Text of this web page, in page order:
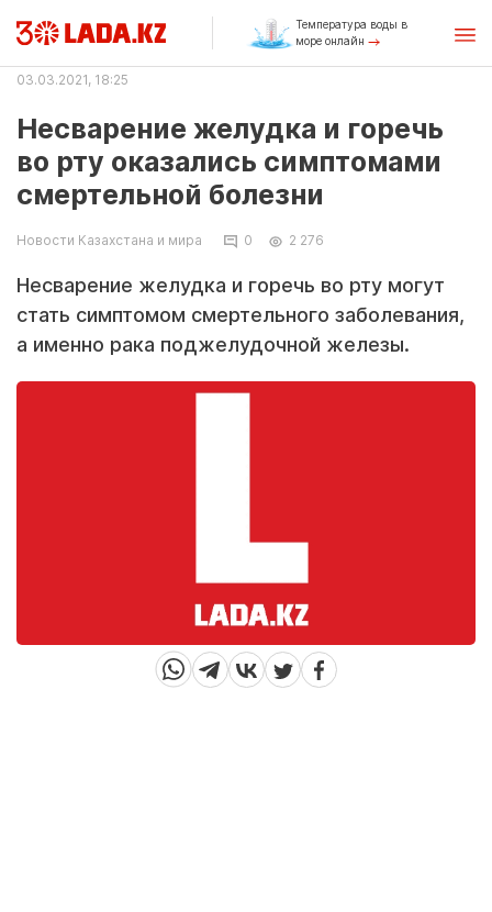
Температура воды в
море онлайн
03.03.2021, 18:25
Несварение желудка и горечь
во рту оказались симптомами
смертельной болезни
Новости Казахстана и мира 0 2 276
Несварение желудка и горечь во рту могут
стать симптомом смертельного заболевания,
а именно рака поджелудочной железы.